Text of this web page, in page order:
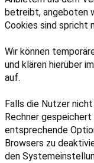
betreibt, angeboten
Cookies sind spricht
Wir können
und klären hierüber
auf.
Falls die Nutzer
Rechner
entsprechende
Browsers zu
den